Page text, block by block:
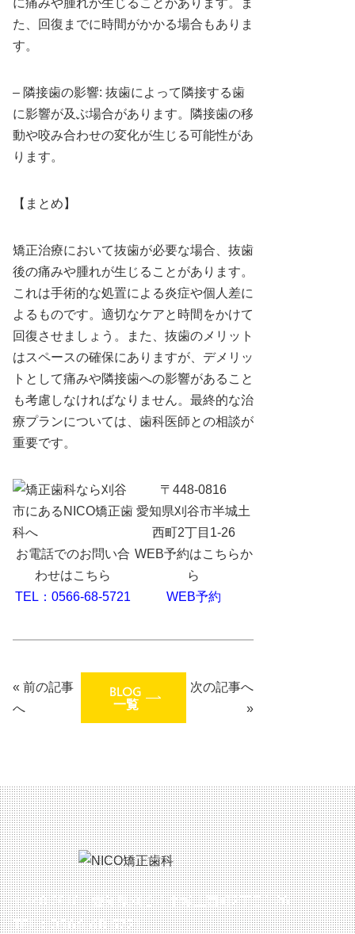
に痛みや腫れが生じることがあります。ま
た、回復までに時間がかかる場合もありま
す。
– 隣接歯の影響: 抜歯によって隣接する歯
に影響が及ぶ場合があります。隣接歯の移
動や咬み合わせの変化が生じる可能性があ
ります。
【まとめ】
矯正治療において抜歯が必要な場合、抜歯
後の痛みや腫れが生じることがあります。
これは手術的な処置による炎症や個人差に
よるものです。適切なケアと時間をかけて
回復させましょう。また、抜歯のメリット
はスペースの確保にありますが、デメリッ
トとして痛みや隣接歯への影響があること
も考慮しなければなりません。最終的な治
療プランについては、歯科医師との相談が
重要です。
〒448-0816
愛知県刈谷市半城土
西町2丁目1-26
お電話でのお問い合
わせはこちら
TEL：0566-68-5721
WEB予約はこちらか
ら
WEB予約
« 前の記事
へ
BLOG
一覧
次の記事へ
»
〒448-0816 愛知県刈谷市半城土西町2丁目1-26
TEL：0566-68-5721